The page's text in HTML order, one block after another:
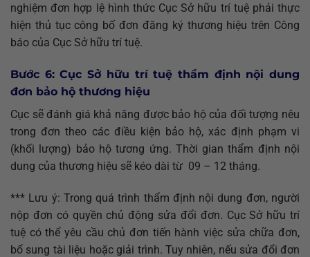
nghiệm đơn hợp lệ hình thức Cục Sở hữu trí tuệ phải thực
hiện thủ tục công bố đơn đăng ký thương hiệu trên Công
báo của Cục Sở hữu trí tuệ.
Bước 6: Cục Sở hữu trí tuệ thẩm định nội dung
đơn bảo hộ thương hiệu
Cục sẽ đánh giá khả năng được bảo hộ của đối tượng nêu
trong đơn theo các điều kiện bảo hộ, xác định phạm vi
(khối lượng) bảo hộ tương ứng. Thời gian thẩm định nội
dung của thương hiệu sẽ kéo dài từ 09 – 12 tháng.
*** Lưu ý: Trong quá trình thẩm định nội dung đơn, người
nộp đơn có quyền chủ động sửa đổi đơn. Cục Sở hữu trí
tuệ có thể yêu cầu chủ đơn tiến hành việc sửa chữa đơn,
bổ sung tài liệu hoặc giải trình. Tuy nhiên, nếu sửa đổi đơn